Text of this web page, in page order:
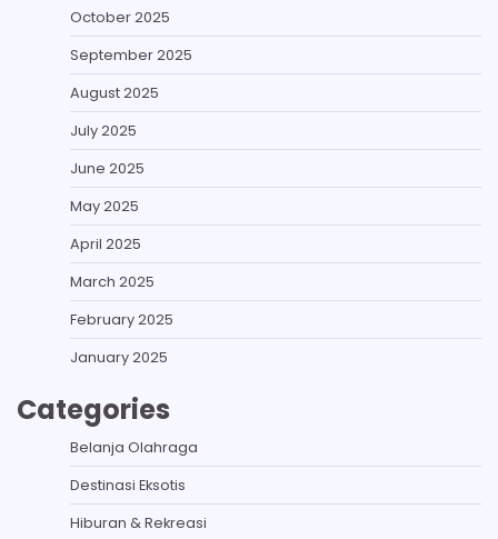
October 2025
September 2025
August 2025
July 2025
June 2025
May 2025
April 2025
March 2025
February 2025
January 2025
Categories
Belanja Olahraga
Destinasi Eksotis
Hiburan & Rekreasi